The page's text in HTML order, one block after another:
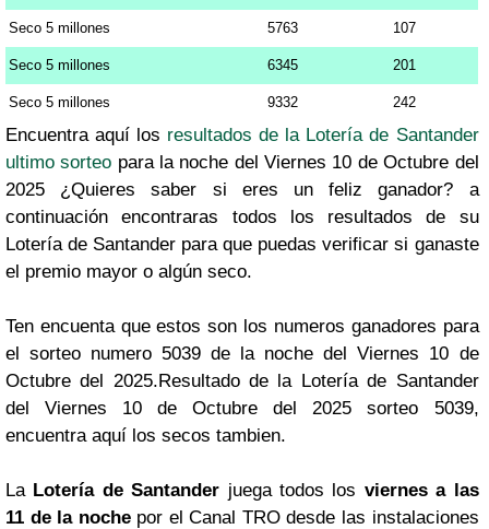
Seco 5 millones 5763 107
Seco 5 millones 6345 201
Seco 5 millones 9332 242
Encuentra aquí los resultados de la Lotería de Santander
ultimo sorteo para la noche del Viernes 10 de Octubre del
2025 ¿Quieres saber si eres un feliz ganador? a
continuación encontraras todos los resultados de su
Lotería de Santander para que puedas verificar si ganaste
el premio mayor o algún seco.
Ten encuenta que estos son los numeros ganadores para
el sorteo numero 5039 de la noche del Viernes 10 de
Octubre del 2025.Resultado de la Lotería de Santander
del Viernes 10 de Octubre del 2025 sorteo 5039,
encuentra aquí los secos tambien.
La Lotería de Santander juega todos los viernes a las
11 de la nochepor el Canal TRO desde las instalaciones